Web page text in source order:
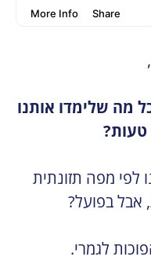
מה שלימדו אותנו
טעות?
לפי מפה תזונתית
אבל בפועל?
לגמרי.